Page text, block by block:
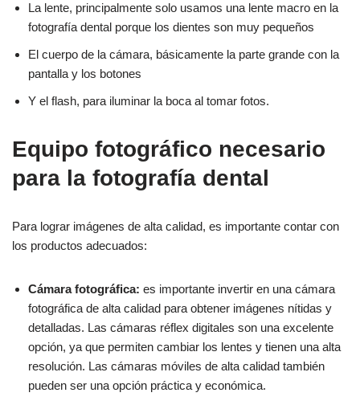
La lente, principalmente solo usamos una lente macro en la
fotografía dental porque los dientes son muy pequeños
El cuerpo de la cámara, básicamente la parte grande con la
pantalla y los botones
Y el flash, para iluminar la boca al tomar fotos.
Equipo fotográfico necesario
para la fotografía dental
Para lograr imágenes de alta calidad, es importante contar con
los productos adecuados:
Cámara fotográfica: es importante invertir en una cámara
fotográfica de alta calidad para obtener imágenes nítidas y
detalladas. Las cámaras réflex digitales son una excelente
opción, ya que permiten cambiar los lentes y tienen una alta
resolución. Las cámaras móviles de alta calidad también
pueden ser una opción práctica y económica.